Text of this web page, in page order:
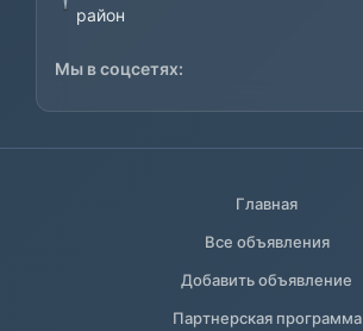
район
Мы в соцсетях:
Главная
Все объявления
Добавить объявление
Партнерская программа